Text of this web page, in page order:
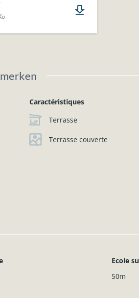
Caractéristiques
Terrasse
Terrasse couverte
Ecole
50m